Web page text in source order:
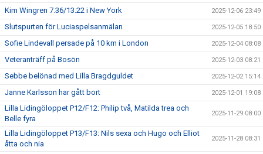
Kim Wingren 7.36/13.22 i New York 2025-12-06 23:49
Slutspurten för Luciaspelsanmälan 2025-12-05 18:50
Sofie Lindevall persade på 10 km i London 2025-12-04 08:08
Veteranträff på Bosön 2025-12-03 08:21
Sebbe belönad med Lilla Bragdguldet 2025-12-02 15:14
Janne Karlsson har gått bort 2025-12-01 19:08
Lilla Lidingöloppet P12/F12: Philip två, Matilda trea och
Belle fyra
2025-11-29 08:00
Lilla Lidingöloppet P13/F13: Nils sexa och Hugo och Elliot
åtta och nia
2025-11-28 08:31